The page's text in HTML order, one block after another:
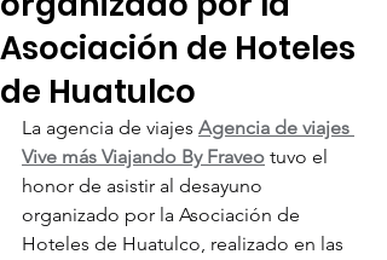
Asociación de Hoteles
de Huatulco
La agencia de viajes Agencia de viajes
Vive más Viajando By Fraveo tuvo el
honor de asistir al desayuno
organizado por la Asociación de
Hoteles de Huatulco, realizado en las